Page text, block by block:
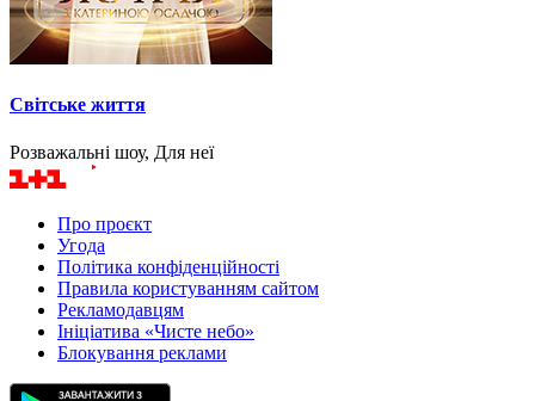
Світське життя
Розважальні шоу, Для неї
Про проєкт
Угода
Політика конфіденційності
Правила користуванням сайтом
Рекламодавцям
Ініціатива «Чисте небо»
Блокування реклами